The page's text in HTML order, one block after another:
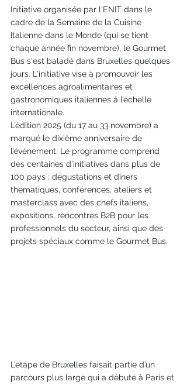
Initiative organisée par l'ENIT dans le
cadre de la Semaine de la Cuisine
Italienne dans le Monde (qui se tient
chaque année fin novembre), le Gourmet
Bus s'est baladé dans Bruxelles quelques
jours. L'initiative vise à promouvoir les
excellences agroalimentaires et
gastronomiques italiennes à l’échelle
internationale.
L’édition 2025 (du 17 au 33 novembre) a
marqué le dixième anniversaire de
l’événement. Le programme comprend
des centaines d’initiatives dans plus de
100 pays : dégustations et dîners
thématiques, conférences, ateliers et
masterclass avec des chefs italiens,
expositions, rencontres B2B pour les
professionnels du secteur, ainsi que des
projets spéciaux comme le Gourmet Bus.
L’étape de Bruxelles faisait partie d’un
parcours plus large qui a débuté à Paris et